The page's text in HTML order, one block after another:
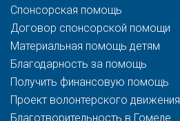
Спонсорская помощь
Договор спонсорской помощи
Материальная помощь детям
Благодарность за помощь
Получить финансовую помощь
Проект волонтерского движения
Благотворительность в Гомеле